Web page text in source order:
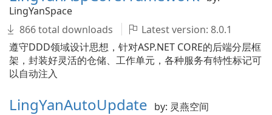
LingYanSpace
866 total downloads
Latest version: 8.0.1
遵守DDD领域设计思想，针对ASP.NET CORE的后端分层框
架，封装好灵活的仓储、工作单元，各种服务有特性标记可
以自动注入
LingYanAutoUpdate by: 灵燕空间